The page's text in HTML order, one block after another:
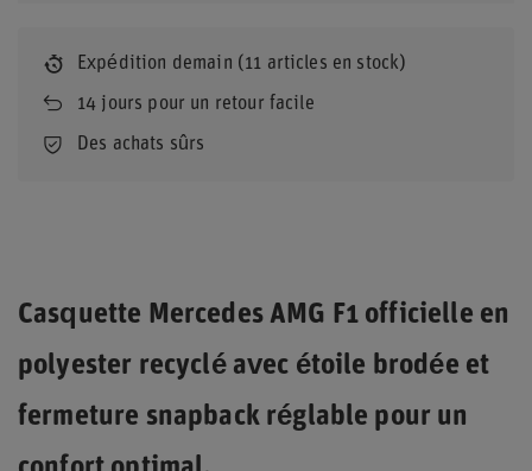
Expédition demain (11 articles en stock)
14 jours pour un retour facile
Des achats sûrs
Casquette Mercedes AMG F1 officielle en
polyester recyclé avec étoile brodée et
fermeture snapback réglable pour un